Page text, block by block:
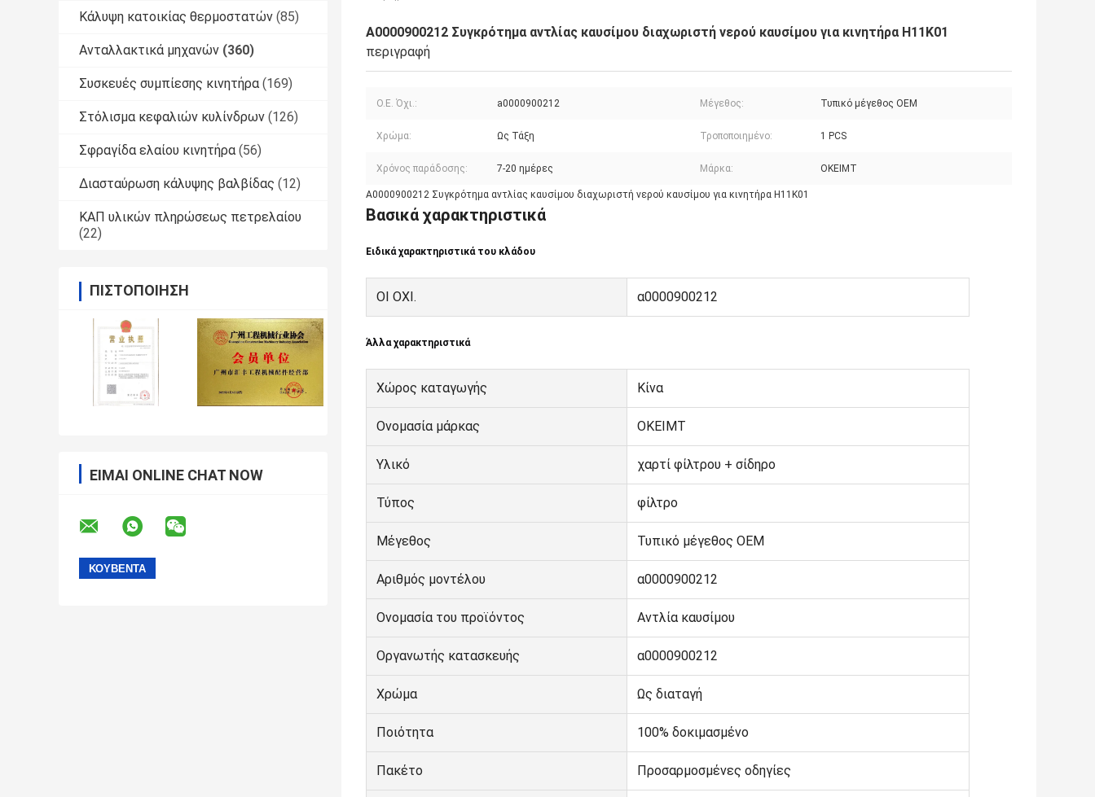
Κάλυψη κατοικίας θερμοστατών (85)
Ανταλλακτικά μηχανών (360)
Συσκευές συμπίεσης κινητήρα (169)
Στόλισμα κεφαλιών κυλίνδρων (126)
Σφραγίδα ελαίου κινητήρα (56)
Διασταύρωση κάλυψης βαλβίδας (12)
ΚΑΠ υλικών πληρώσεως πετρελαίου
(22)
ΠΙΣΤΟΠΟΊΗΣΗ
ΕΊΜΑΙ ONLINE CHAT NOW
Α0000900212 Συγκρότημα αντλίας καυσίμου διαχωριστή νερού καυσίμου για κινητήρα H11K01
περιγραφή
Ο.Ε. Όχι.: a0000900212 Μέγεθος: Τυπικό μέγεθος OEM
Χρώμα: Ως Τάξη Τροποποιημένο: 1 PCS
Χρόνος παράδοσης: 7-20 ημέρες Μάρκα: OKEIMT
Α0000900212 Συγκρότημα αντλίας καυσίμου διαχωριστή νερού καυσίμου για κινητήρα H11K01
Βασικά χαρακτηριστικά
Ειδικά χαρακτηριστικά του κλάδου
ΟΙ ΟΧΙ. α0000900212
Άλλα χαρακτηριστικά
Χώρος καταγωγής Κίνα
Ονομασία μάρκας ΟΚΕΙΜΤ
Υλικό χαρτί φίλτρου + σίδηρο
Τύπος φίλτρο
Μέγεθος Τυπικό μέγεθος OEM
Αριθμός μοντέλου α0000900212
Ονομασία του προϊόντος Αντλία καυσίμου
Οργανωτής κατασκευής α0000900212
Χρώμα Ως διαταγή
Ποιότητα 100% δοκιμασμένο
Πακέτο Προσαρμοσμένες οδηγίες